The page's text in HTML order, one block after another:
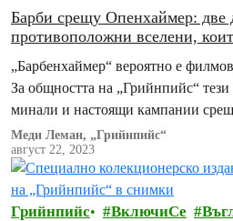
Барби срещу Опенхаймер: двe
противоположни вселени,
„Барбенхаймер“ вероятно е
За общността на „Грийнпийс“ тези
минали и настоящи кампании
съществени заплахи:
пластмаса и ядреното унищожение.
Меди Леман, „Грийнпийс“
август 22, 2023
Грийнпийс ВключиСе